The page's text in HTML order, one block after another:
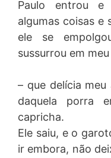
Paulo entrou e
algumas coisas e
ele se
sussurrou em
– que delícia
daquela porra
capricha.
Ele saiu, e o
ir embora, não